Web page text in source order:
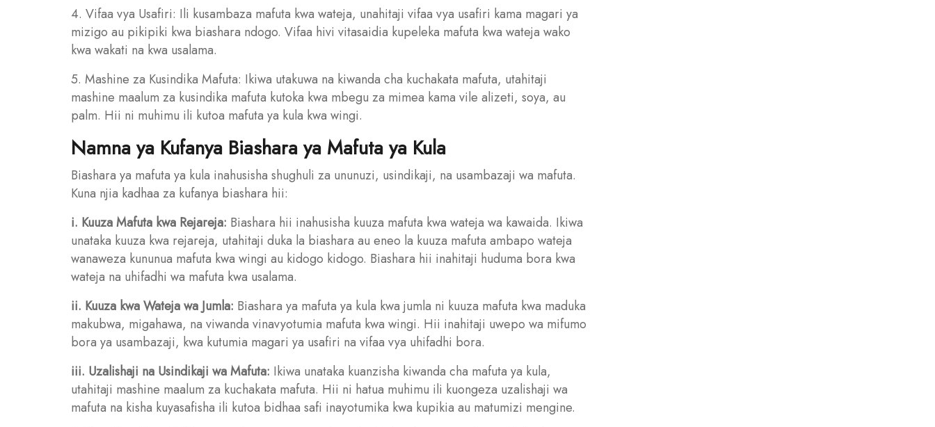
4. Vifaa vya Usafiri: Ili kusambaza mafuta kwa wateja, unahitaji vifaa vya usafiri kama magari ya
mizigo au pikipiki kwa biashara ndogo. Vifaa hivi vitasaidia kupeleka mafuta kwa wateja wako
kwa wakati na kwa usalama.
5. Mashine za Kusindika Mafuta: Ikiwa utakuwa na kiwanda cha kuchakata mafuta, utahitaji
mashine maalum za kusindika mafuta kutoka kwa mbegu za mimea kama vile alizeti, soya, au
palm. Hii ni muhimu ili kutoa mafuta ya kula kwa wingi.
Namna ya Kufanya Biashara ya Mafuta ya Kula
Biashara ya mafuta ya kula inahusisha shughuli za ununuzi, usindikaji, na usambazaji wa mafuta.
Kuna njia kadhaa za kufanya biashara hii:
i. Kuuza Mafuta kwa Rejareja: Biashara hii inahusisha kuuza mafuta kwa wateja wa kawaida. Ikiwa
unataka kuuza kwa rejareja, utahitaji duka la biashara au eneo la kuuza mafuta ambapo wateja
wanaweza kununua mafuta kwa wingi au kidogo kidogo. Biashara hii inahitaji huduma bora kwa
wateja na uhifadhi wa mafuta kwa usalama.
ii. Kuuza kwa Wateja wa Jumla: Biashara ya mafuta ya kula kwa jumla ni kuuza mafuta kwa maduka
makubwa, migahawa, na viwanda vinavyotumia mafuta kwa wingi. Hii inahitaji uwepo wa mifumo
bora ya usambazaji, kwa kutumia magari ya usafiri na vifaa vya uhifadhi bora.
iii. Uzalishaji na Usindikaji wa Mafuta: Ikiwa unataka kuanzisha kiwanda cha mafuta ya kula,
utahitaji mashine maalum za kuchakata mafuta. Hii ni hatua muhimu ili kuongeza uzalishaji wa
mafuta na kisha kuyasafisha ili kutoa bidhaa safi inayotumika kwa kupikia au matumizi mengine.